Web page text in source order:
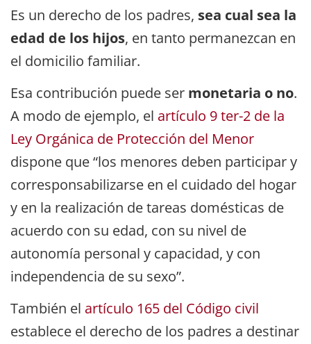
Es un derecho de los padres, sea cual sea la
edad de los hijos, en tanto permanezcan en
el domicilio familiar.
Esa contribución puede ser monetaria o no.
A modo de ejemplo, el artículo 9 ter-2 de la
Ley Orgánica de Protección del Menor
dispone que “los menores deben participar y
corresponsabilizarse en el cuidado del hogar
y en la realización de tareas domésticas de
acuerdo con su edad, con su nivel de
autonomía personal y capacidad, y con
independencia de su sexo”.
También el artículo 165 del Código civil
establece el derecho de los padres a destinar